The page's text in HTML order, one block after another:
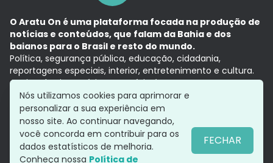
O Aratu On é uma plataforma focada na produção de
notícias e conteúdos, que falam da Bahia e dos
baianos para o Brasil e resto do mundo.
Política, segurança pública, educação, cidadania,
reportagens especiais, interior, entretenimento e cultura.
Aqui, tudo vira notícia e a notícia é no tempo presente,
com a credibilidade do Grupo Aratu.
Grupo Aratu
Política de privacidade
Siga-nos
Nós utilizamos cookies para aprimorar e
personalizar a sua experiência em
nosso site. Ao continuar navegando,
você concorda em contribuir para os
dados estatísticos de melhoria.
Conheça nossa Política de
FECHAR